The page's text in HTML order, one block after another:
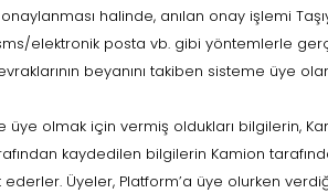
halinde, anılan onay işlemi
elektronik posta vb. gibi yöntemlerle
beyanını takiben sisteme üye
üye olmak için vermiş oldukları bilgilerin,
kaydedilen bilgilerin Kamion
Üyeler, Platform’a üye olurken